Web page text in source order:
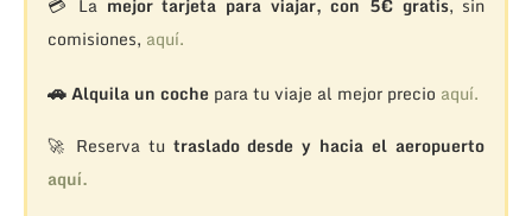
comisiones, aquí.
🚗Alquila un coche para tu viaje al mejor precio aquí.
🚀 Reserva tu traslado desde y hacia el aeropuerto
aquí.